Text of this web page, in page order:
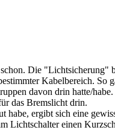
Die "Lichtsicherung"
Kabelbereich. So
davon drin hatte/
das Bremslicht drin.
ergibt sich eine
Lichtschalter einen